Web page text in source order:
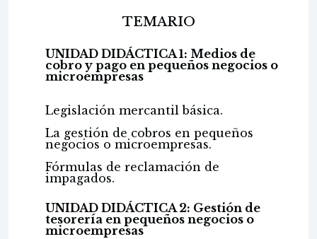
TEMARIO
UNIDAD DIDÁCTICA 1: Medios de
cobro y pago en pequeños negocios o
microempresas
Legislación mercantil básica.
La gestión de cobros en pequeños
negocios o microempresas.
Fórmulas de reclamación de
impagados.
UNIDAD DIDÁCTICA 2: Gestión de
tesorería en pequeños negocios o
microempresas